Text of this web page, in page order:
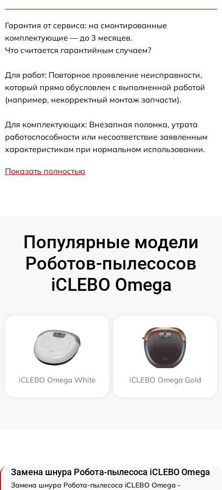
Гарантия от сервиса: на смонтированные
комплектующие — до 3 месяцев.
Что считается гарантийным случаем?
Для работ: Повторное проявление неисправности,
который прямо обусловлен с выполненной работой
(например, некорректный монтаж запчасти).
Для комплектующих: Внезапная поломка, утрата
работоспособности или несоответствие заявленным
характеристикам при нормальном использовании.
Показать полностью
Популярные модели
Роботов-пылесосов
iCLEBO Omega
iCLEBO Omega White iCLEBO Omega Gold
Замена шнура Робота-пылесоса iCLEBO Omega
Замена шнура Робота-пылесоса iCLEBO Omega -